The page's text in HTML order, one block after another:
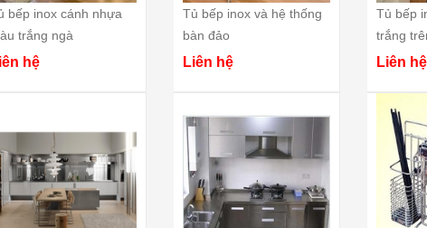
bếp inox cánh nhựa
trắng ngà
hệ
Tủ bếp inox và hệ thống
bàn đảo
Liên hệ
Tủ bếp
trắng
Liên hệ